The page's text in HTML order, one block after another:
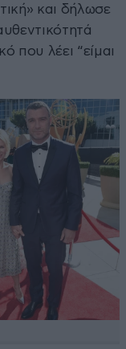
και δήλωσε
που λέει “είμαι